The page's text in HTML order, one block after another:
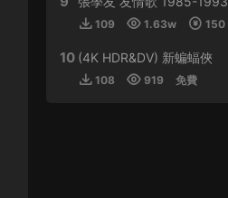
來源： 林子祥&趙增熹 2013 絕對
Tsang Hei 2013 Blu-ray 1080i
MA 5.1
109 1.63w 150
10 (4K HDR&DV) 新蝙蝠俠
108 919 免費